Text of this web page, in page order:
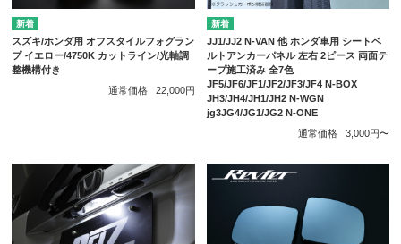
スズキ/ホンダ用 オフスタイルフォグラン
プ イエロー/4750K カットライン/光軸調
整機構付き
通常価格
22,000円
JJ1/JJ2 N-VAN 他 ホンダ車用 シートベ
ルトアンカーパネル 左右 2ピース 両面テ
ープ施工済み 全7色
JF5/JF6/JF1/JF2/JF3/JF4 N-BOX
JH3/JH4/JH1/JH2 N-WGN
jg3JG4/JG1/JG2 N-ONE
通常価格
3,000円〜